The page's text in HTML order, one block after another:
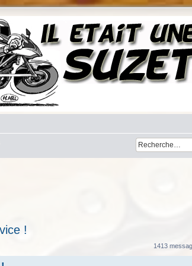
!
1413